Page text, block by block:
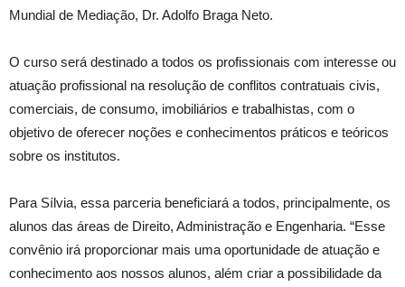
Mundial de Mediação, Dr. Adolfo Braga Neto.
O curso será destinado a todos os profissionais com interesse ou
atuação profissional na resolução de conflitos contratuais civis,
comerciais, de consumo, imobiliários e trabalhistas, com o
objetivo de oferecer noções e conhecimentos práticos e teóricos
sobre os institutos.
Para Sílvia, essa parceria beneficiará a todos, principalmente, os
alunos das áreas de Direito, Administração e Engenharia. “Esse
convênio irá proporcionar mais uma oportunidade de atuação e
conhecimento aos nossos alunos, além criar a possibilidade da